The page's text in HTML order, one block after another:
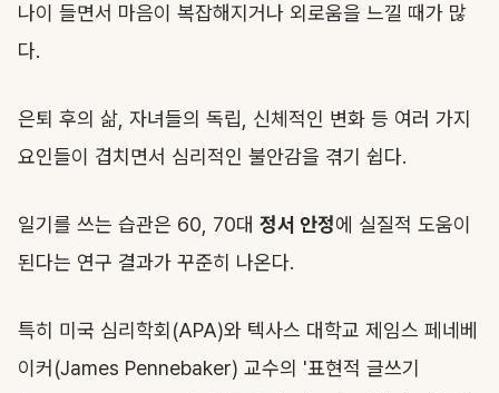
나이 들면서 마음이 복잡해지거나 외로움을 느낄 때가 많
다.
은퇴 후의 삶, 자녀들의 독립, 신체적인 변화 등 여러 가지
요인들이 겹치면서 심리적인 불안감을 겪기 쉽다.
일기를 쓰는 습관은 60, 70대 정서 안정에 실질적 도움이
된다는 연구 결과가 꾸준히 나온다.
특히 미국 심리학회(APA)와 텍사스 대학교 제임스 페네베
이커(James Pennebaker) 교수의 '표현적 글쓰기